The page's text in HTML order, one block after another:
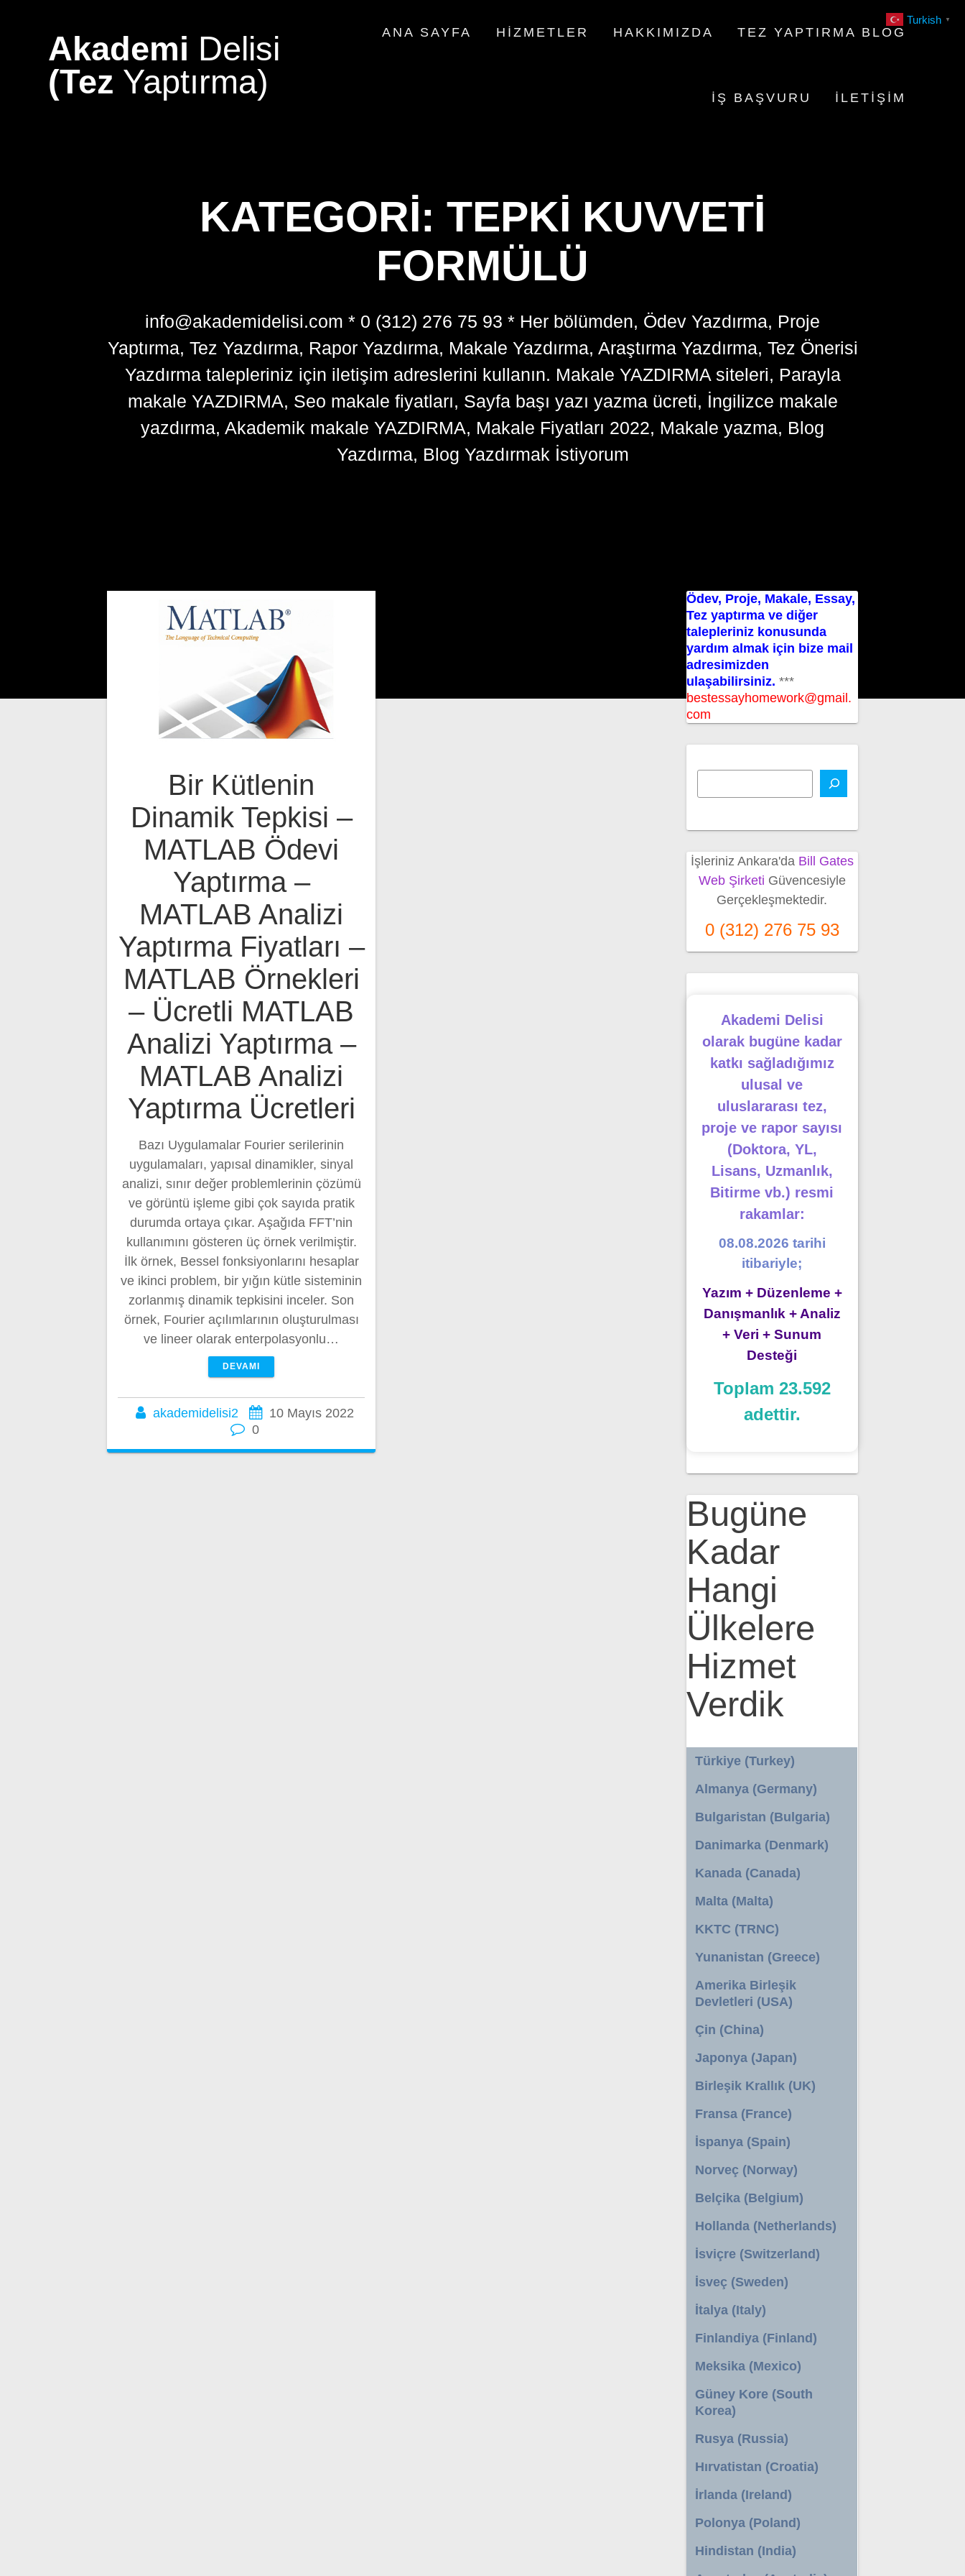
Akademi Delisi
(Tez Yaptırma)
ANA SAYFA HIZMETLER HAKKIMIZDA TEZ YAPTIRMA BLOG
İŞ BAŞVURU İLETIŞIM
KATEGORI: TEPKI KUVVETI
FORMÜLÜ
info@akademidelisi.com * 0 (312) 276 75 93 * Her bölümden, Ödev Yazdırma, Proje
Yaptırma, Tez Yazdırma, Rapor Yazdırma, Makale Yazdırma, Araştırma Yazdırma, Tez Önerisi
Yazdırma talepleriniz için iletişim adreslerini kullanın. Makale YAZDIRMA siteleri, Parayla
makale YAZDIRMA, Seo makale fiyatları, Sayfa başı yazı yazma ücreti, İngilizce makale
yazdırma, Akademik makale YAZDIRMA, Makale Fiyatları 2022, Makale yazma, Blog
Yazdırma, Blog Yazdırmak İstiyorum
Bir Kütlenin
Dinamik Tepkisi –
MATLAB Ödevi
Yaptırma –
MATLAB Analizi
Yaptırma Fiyatları –
MATLAB Örnekleri
– Ücretli MATLAB
Analizi Yaptırma –
MATLAB Analizi
Yaptırma Ücretleri
Bazı Uygulamalar Fourier serilerinin
uygulamaları, yapısal dinamikler, sinyal
analizi, sınır değer problemlerinin çözümü
ve görüntü işleme gibi çok sayıda pratik
durumda ortaya çıkar. Aşağıda FFT’nin
kullanımını gösteren üç örnek verilmiştir.
İlk örnek, Bessel fonksiyonlarını hesaplar
ve ikinci problem, bir yığın kütle sisteminin
zorlanmış dinamik tepkisini inceler. Son
örnek, Fourier açılımlarının oluşturulması
ve lineer olarak enterpolasyonlu…
DEVAMI
akademidelisi2
10 Mayıs 2022
0
Ödev, Proje, Makale, Essay,
Tez yaptırma ve diğer
talepleriniz konusunda
yardım almak için bize mail
adresimizden
ulaşabilirsiniz. ***
bestessayhomework@gmail.
com
İşleriniz Ankara'da Bill Gates
Web Şirketi Güvencesiyle
Gerçekleşmektedir.
0 (312) 276 75 93
Akademi Delisi
olarak bugüne kadar
katkı sağladığımız
ulusal ve
uluslararası tez,
proje ve rapor sayısı
(Doktora, YL,
Lisans, Uzmanlık,
Bitirme vb.) resmi
rakamlar:
08.08.2026 tarihi
itibariyle;
Yazım + Düzenleme +
Danışmanlık + Analiz
+ Veri + Sunum
Desteği
Toplam 23.592
adettir.
Bugüne
Kadar
Hangi
Ülkelere
Hizmet
Verdik
Türkiye (Turkey)
Almanya (Germany)
Bulgaristan (Bulgaria)
Danimarka (Denmark)
Kanada (Canada)
Malta (Malta)
KKTC (TRNC)
Yunanistan (Greece)
Amerika Birleşik
Devletleri (USA)
Çin (China)
Japonya (Japan)
Birleşik Krallık (UK)
Fransa (France)
İspanya (Spain)
Norveç (Norway)
Belçika (Belgium)
Hollanda (Netherlands)
İsviçre (Switzerland)
İsveç (Sweden)
İtalya (Italy)
Finlandiya (Finland)
Meksika (Mexico)
Güney Kore (South
Korea)
Rusya (Russia)
Hırvatistan (Croatia)
İrlanda (Ireland)
Polonya (Poland)
Hindistan (India)
Turkish ▼